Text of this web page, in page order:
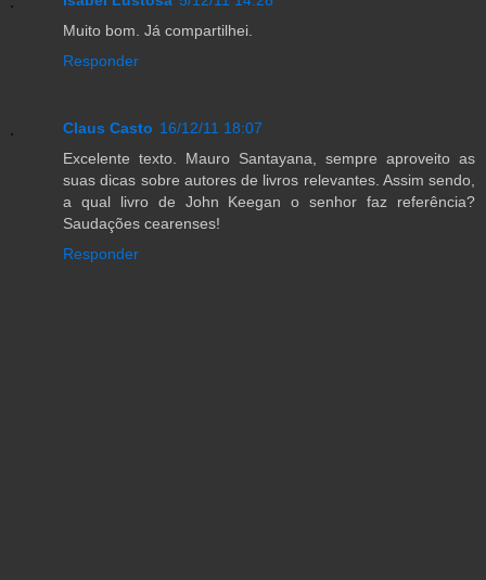
Muito bom. Já compartilhei.
Responder
Claus Casto 16/12/11 18:07
Excelente texto. Mauro Santayana, sempre aproveito as
suas dicas sobre autores de livros relevantes. Assim sendo,
a qual livro de John Keegan o senhor faz referência?
Saudações cearenses!
Responder